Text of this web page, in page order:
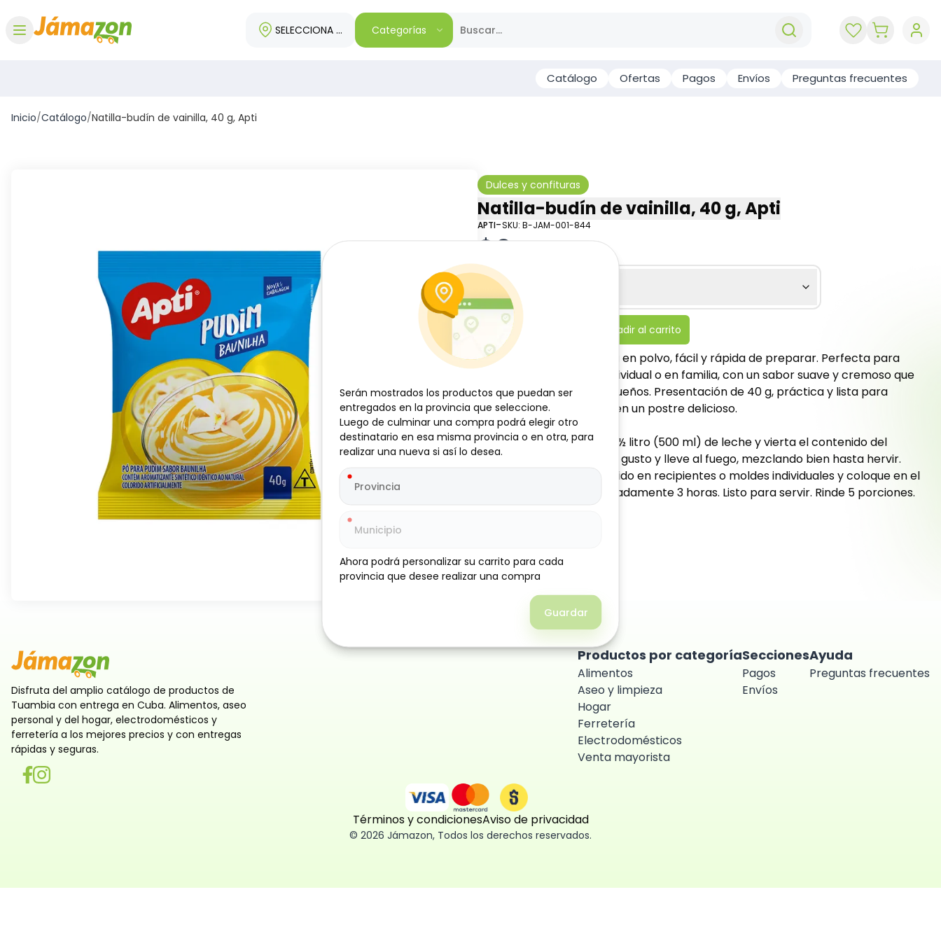
SELECCIONA TU REGIÓNCategorías
Catálogo Ofertas Pagos Envíos Preguntas frecuentes
Inicio/Catálogo/Natilla-budín de vainilla, 40 g, Apti
Dulces y confituras
Natilla-budín de vainilla, 40 g, Apti
APTI-SKU: B-JAM-001-844
$ 0
Especificaciones
Añadir al carrito
Deliciosa natilla de vainilla en polvo, fácil y rápida de preparar. Perfecta para
disfrutar como postre individual o en familia, con un sabor suave y cremoso que
encanta a grandes y pequeños. Presentación de 40 g, práctica y lista para
transformar tus recetas en un postre delicioso.
Modo de preparación:
En un recipiente, coloque ½ litro (500 ml) de leche y vierta el contenido del
paquete. Añada azúcar al gusto y lleve al fuego, mezclando bien hasta hervir.
Luego, deposite el contenido en recipientes o moldes individuales y coloque en el
refrigerador por aproximadamente 3 horas. Listo para servir. Rinde 5 porciones.
Disfruta del amplio catálogo de productos de
Tuambia con entrega en Cuba. Alimentos, aseo
personal y del hogar, electrodomésticos y
ferretería a los mejores precios y con entregas
rápidas y seguras.
Productos por categoría
Alimentos
Aseo y limpieza
Hogar
Ferretería
Electrodomésticos
Venta mayorista
Secciones
Pagos
Envíos
Ayuda
Preguntas frecuentes
Términos y condicionesAviso de privacidad
© 2026 Jámazon, Todos los derechos reservados.
Serán mostrados los productos que puedan ser
entregados en la provincia que seleccione.
Luego de culminar una compra podrá elegir otro
destinatario en esa misma provincia o en otra, para
realizar una nueva si así lo desea.
Ahora podrá personalizar su carrito para cada
provincia que desee realizar una compra
Guardar
Serán mostrados los productos que puedan ser
entregados en la provincia que seleccione.
Luego de culminar una compra podrá elegir otro
destinatario en esa misma provincia o en otra, para
realizar una nueva si así lo desea.
Ahora podrá personalizar su carrito para cada
provincia que desee realizar una compra
Guardar